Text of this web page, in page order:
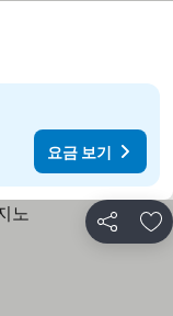
요금 보기
공유 즐